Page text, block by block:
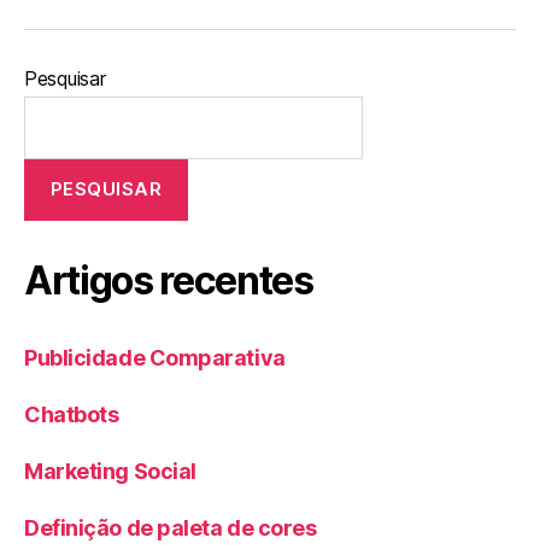
Pesquisar
PESQUISAR
Artigos recentes
Publicidade Comparativa
Chatbots
Marketing Social
Definição de paleta de cores